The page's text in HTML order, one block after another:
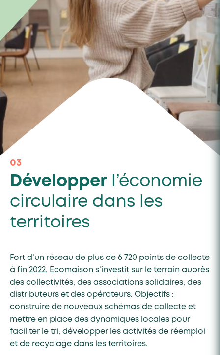
03
Développer l’économie
circulaire dans les
territoires
Fort d’un réseau de plus de 6 720 points de collecte
à fin 2022, Ecomaison s’investit sur le terrain auprès
des collectivités, des associations solidaires, des
distributeurs et des opérateurs. Objectifs :
construire de nouveaux schémas de collecte et
mettre en place des dynamiques locales pour
faciliter le tri, développer les activités de réemploi
et de recyclage dans les territoires.